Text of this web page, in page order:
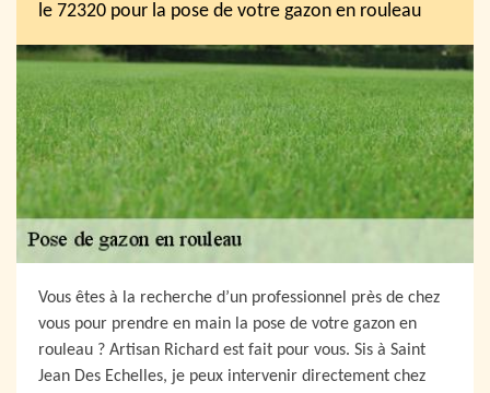
le 72320 pour la pose de votre gazon en rouleau
Vous êtes à la recherche d’un professionnel près de chez
vous pour prendre en main la pose de votre gazon en
rouleau ? Artisan Richard est fait pour vous. Sis à Saint
Jean Des Echelles, je peux intervenir directement chez